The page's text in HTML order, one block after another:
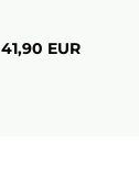
41,90 EUR